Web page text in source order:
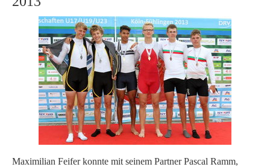
Maximilian Feifer konnte mit seinem Partner Pascal Ramm,